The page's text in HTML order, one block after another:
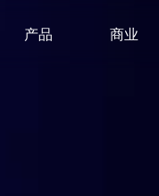
产品 商业